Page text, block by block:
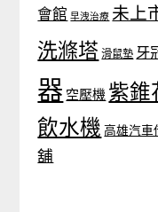
會館 早洩治療 未上
洗滌塔 滑鼠墊 牙
器 空壓機 紫錐
飲水機 高雄汽車
舖